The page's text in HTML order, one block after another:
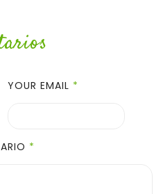
YOUR EMAIL *
*